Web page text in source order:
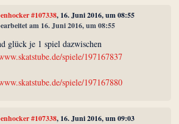
#107338, 16. Juni 2016, um 08:55
am 16. Juni 2016, um 08:55
glück je 1 spiel dazwischen
spiele/197167837
spiele/197167880
#107338, 16. Juni 2016, um 09:03